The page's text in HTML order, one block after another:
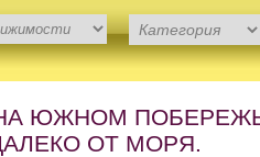
ЮЖНОМ
ОТ МОРЯ.